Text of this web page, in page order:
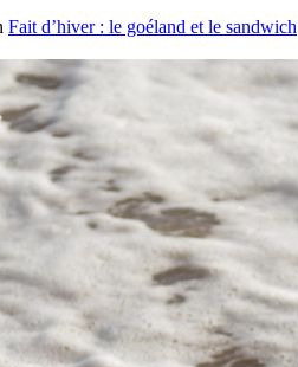
Fait d’hiver : le goéland et le sandwich